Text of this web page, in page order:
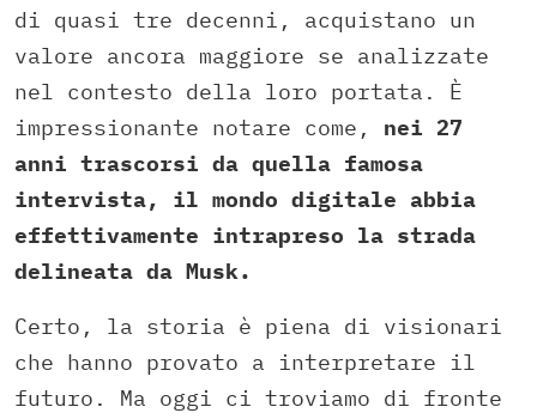
di quasi tre decenni, acquistano un
valore ancora maggiore se analizzate
nel contesto della loro portata. È
impressionante notare come, nei 27
anni trascorsi da quella famosa
intervista, il mondo digitale abbia
effettivamente intrapreso la strada
delineata da Musk.
Certo, la storia è piena di visionari
che hanno provato a interpretare il
futuro. Ma oggi ci troviamo di fronte